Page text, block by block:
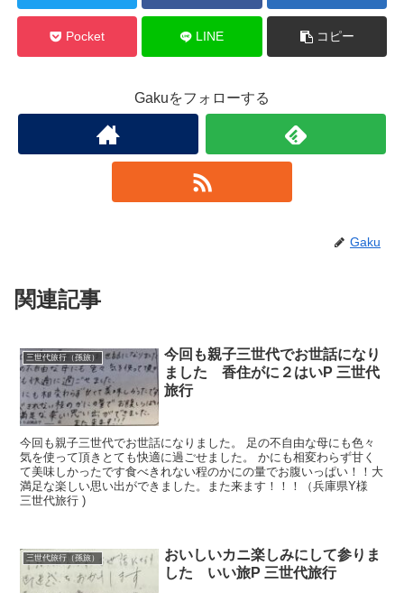
Pocket LINE コピー
Gakuをフォローする
Gaku
関連記事
三世代旅行（孫旅）
今回も親子三世代でお世話になり
ました 香住がに２はいP 三世代
旅行
今回も親子三世代でお世話になりました。 足の不自由な母にも色々
気を使って頂きとても快適に過ごせました。 かにも相変わらず甘く
て美味しかったです食べきれない程のかにの量でお腹いっぱい！！大
満足な楽しい思い出ができました。また来ます！！！（兵庫県Y様
三世代旅行 )
三世代旅行（孫旅）
おいしいカニ楽しみにして参りま
した いい旅P 三世代旅行